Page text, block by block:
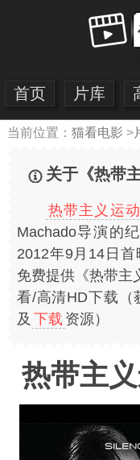
首页 片库
当前位置： 猫看电影 >
关于《热带
热带主义运动
Machado导演的
2012年9月14日首
免费提供《热带主
看/高清HD下载（
及 下载 资源）
热带主